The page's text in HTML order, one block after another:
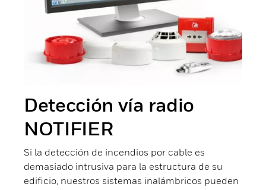
Detección vía radio
NOTIFIER
Si la detección de incendios por cable es
demasiado intrusiva para la estructura de su
edificio, nuestros sistemas inalámbricos pueden